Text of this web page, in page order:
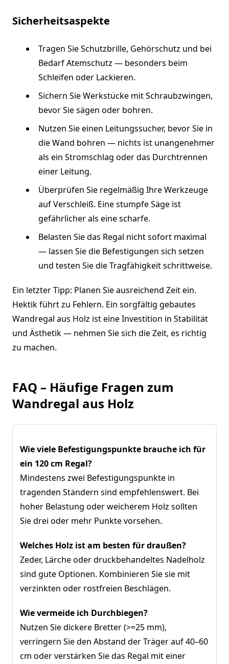
Sicherheitsaspekte
Tragen Sie Schutzbrille, Gehörschutz und bei
Bedarf Atemschutz — besonders beim
Schleifen oder Lackieren.
Sichern Sie Werkstücke mit Schraubzwingen,
bevor Sie sägen oder bohren.
Nutzen Sie einen Leitungssucher, bevor Sie in
die Wand bohren — nichts ist unangenehmer
als ein Stromschlag oder das Durchtrennen
einer Leitung.
Überprüfen Sie regelmäßig Ihre Werkzeuge
auf Verschleiß. Eine stumpfe Säge ist
gefährlicher als eine scharfe.
Belasten Sie das Regal nicht sofort maximal
— lassen Sie die Befestigungen sich setzen
und testen Sie die Tragfähigkeit schrittweise.
Ein letzter Tipp: Planen Sie ausreichend Zeit ein.
Hektik führt zu Fehlern. Ein sorgfältig gebautes
Wandregal aus Holz ist eine Investition in Stabilität
und Ästhetik — nehmen Sie sich die Zeit, es richtig
zu machen.
FAQ – Häufige Fragen zum
Wandregal aus Holz
Wie viele Befestigungspunkte brauche ich für
ein 120 cm Regal?
Mindestens zwei Befestigungspunkte in
tragenden Ständern sind empfehlenswert. Bei
hoher Belastung oder weicherem Holz sollten
Sie drei oder mehr Punkte vorsehen.
Welches Holz ist am besten für draußen?
Zeder, Lärche oder druckbehandeltes Nadelholz
sind gute Optionen. Kombinieren Sie sie mit
verzinkten oder rostfreien Beschlägen.
Wie vermeide ich Durchbiegen?
Nutzen Sie dickere Bretter (>=25 mm),
verringern Sie den Abstand der Träger auf 40–60
cm oder verstärken Sie das Regal mit einer